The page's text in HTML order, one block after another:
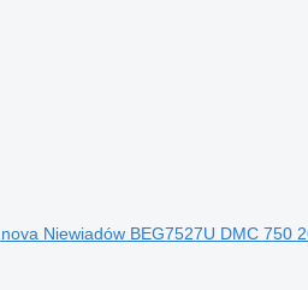
nova Niewiadów BEG7527U DMC 750